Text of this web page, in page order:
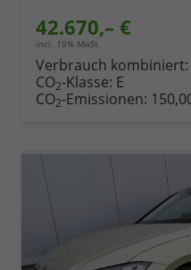
42.670,– €
incl. 19% MwSt.
Verbrauch kombiniert:
CO2-Klasse: E
CO2-Emissionen: